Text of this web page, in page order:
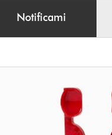
Notificami